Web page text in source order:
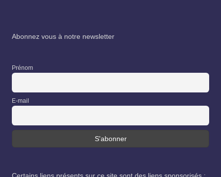
Abonnez vous à notre newsletter
Prénom
E-mail